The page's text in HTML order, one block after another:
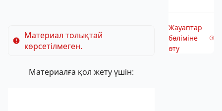
Материал толықтай
көрсетілмеген.
Материалға қол жету үшін:
Жауаптар
бөліміне
өту